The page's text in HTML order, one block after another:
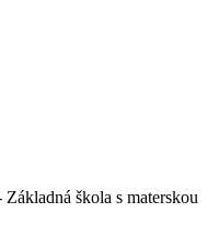
Základná škola s materskou